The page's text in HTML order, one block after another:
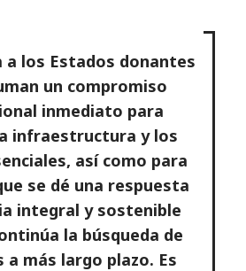
a los Estados donantes
un compromiso
inmediato para
infraestructura y los
así como para
se dé una respuesta
integral y sostenible
la búsqueda de
a más largo plazo. Es